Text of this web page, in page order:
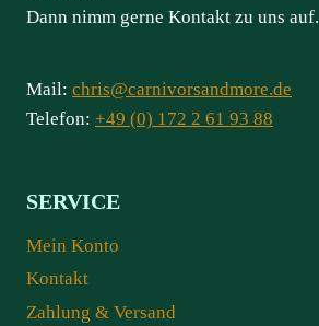
Dann nimm gerne Kontakt zu uns auf.
Mail: chris@carnivorsandmore.de
Telefon: +49 (0) 172 2 61 93 88
SERVICE
Mein Konto
Kontakt
Zahlung & Versand